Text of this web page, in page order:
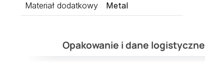
Materiał dodatkowy Metal
Opakowanie i dane logistyczne